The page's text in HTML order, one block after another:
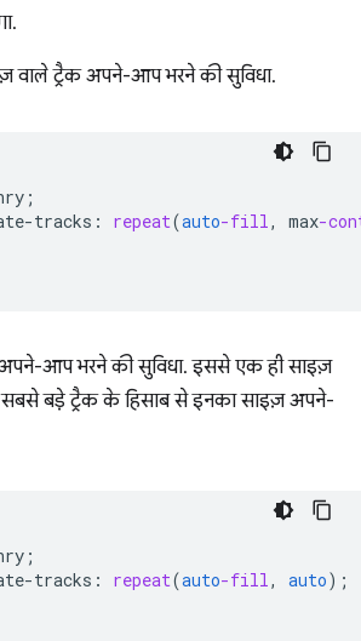
वाले ट्रैक अपने-आप भरने की सुविधा.
;
tracks : repeat(auto-fill, max-
आप भरने की सुविधा. इससे एक ही साइज़
बड़े ट्रैक के हिसाब से इनका साइज़ अपने-
;
tracks : repeat(auto-fill, auto);